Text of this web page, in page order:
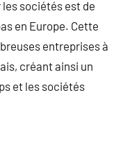
sociétés est de
en Europe. Cette
entreprises à
créant ainsi un
et les sociétés